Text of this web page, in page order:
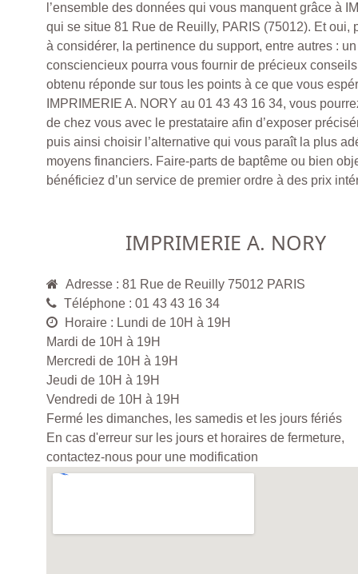
l’ensemble des données qui vous manquent grâce à
qui se situe 81 Rue de Reuilly, PARIS (75012). Et oui,
à considérer, la pertinence du support, entre autres :
consciencieux pourra vous fournir de précieux
obtenu réponde sur tous les points à ce que vous
IMPRIMERIE A. NORY au 01 43 43 16 34, vous
de chez vous avec le prestataire afin d’exposer
puis ainsi choisir l’alternative qui vous paraît la plus
moyens financiers. Faire-parts de baptême ou bien
bénéficiez d’un service de premier ordre à des prix
IMPRIMERIE A. NORY
Adresse : 81 Rue de Reuilly 75012 PARIS
Téléphone : 01 43 43 16 34
Horaire : Lundi de 10H à 19H
Mardi de 10H à 19H
Mercredi de 10H à 19H
Jeudi de 10H à 19H
Vendredi de 10H à 19H
Fermé les dimanches, les samedis et les jours fériés
En cas d'erreur sur les jours et horaires de fermeture,
contactez-nous pour une modification